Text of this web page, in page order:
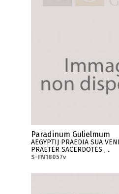
Paradinum Gulielmum
AEGYPTIJ PRAEDIA SUA
PRAETER SACERDOTES , ..
S-FN18057v